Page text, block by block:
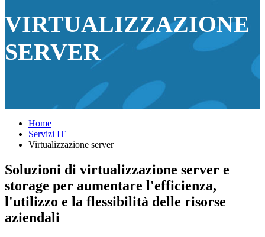
VIRTUALIZZAZIONE
SERVER
Home
Servizi IT
Virtualizzazione server
Soluzioni di virtualizzazione server e
storage per aumentare l'efficienza,
l'utilizzo e la flessibilità delle risorse
aziendali